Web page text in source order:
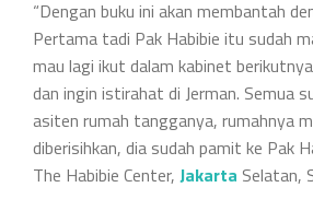
“Dengan buku ini akan membantah
Pertama tadi Pak Habibie itu sudah
mau lagi ikut dalam kabinet
dan ingin istirahat di Jerman. Semua
asiten rumah tangganya, rumahnya
diberisihkan, dia sudah pamit ke Pak
The Habibie Center, Jakarta Selatan,